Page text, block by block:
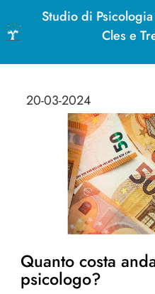
Studio di
Cles e
20-03-2024
Quanto costa
psicologo?